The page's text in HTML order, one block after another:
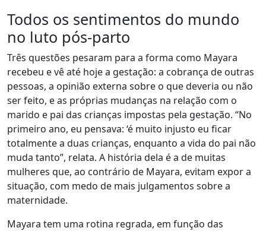
Todos os sentimentos do mundo
no luto pós-parto
Três questões pesaram para a forma como Mayara
recebeu e vê até hoje a gestação: a cobrança de outras
pessoas, a opinião externa sobre o que deveria ou não
ser feito, e as próprias mudanças na relação com o
marido e pai das crianças impostas pela gestação. “No
primeiro ano, eu pensava: ‘é muito injusto eu ficar
totalmente a duas crianças, enquanto a vida do pai não
muda tanto”, relata. A história dela é a de muitas
mulheres que, ao contrário de Mayara, evitam expor a
situação, com medo de mais julgamentos sobre a
maternidade.
Mayara tem uma rotina regrada, em função das